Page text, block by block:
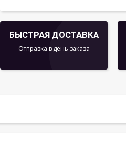
БЫСТРАЯ ДОСТАВКА
Отправка в день заказа